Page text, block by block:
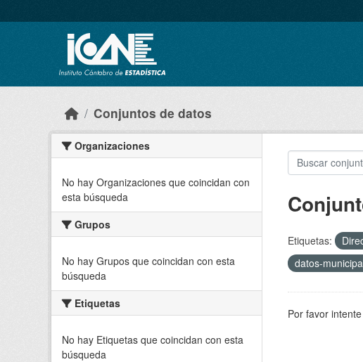
Conjuntos de datos
Organizaciones
No hay Organizaciones que coincidan con
esta búsqueda
Grupos
No hay Grupos que coincidan con esta
búsqueda
Etiquetas
No hay Etiquetas que coincidan con esta
búsqueda
Etiquetas:
datos-
Por favor